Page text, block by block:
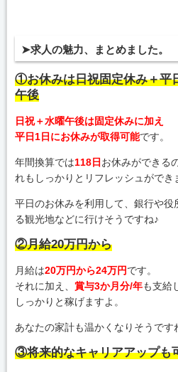
➤求人の魅力、まとめました。
①お休みは日祝固定休み＋平
午後
日祝＋水曜午後は固定休みに加え
平日1日にお休みが取得可能です。
年間換算では118日 お休みができる
れもしっかりとリフレッシュがで
平日のお休みを利用して、銀行や役
る観光地などに行けそうですね♪
②月給20万円から
月給は20万円から24万円です。
それに加え、賞与3か月分/年も支給
しっかりと稼げますよ。
あなたの家計も温かくなりそうで
③将来的なキャリアアップも